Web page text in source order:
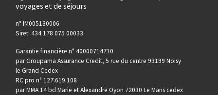
voyages et de séjours
n° IM005130006
Siret: 434 178 075 00033
Garantie financière n° 40000714710
par Groupama Assurance Credit, 5 rue du centre 93199 Noisy
le Grand Cedex
RC pro n° 127.619.108
par MMA 14 bd Marie et Alexandre Oyon 72030 Le Mans cedex